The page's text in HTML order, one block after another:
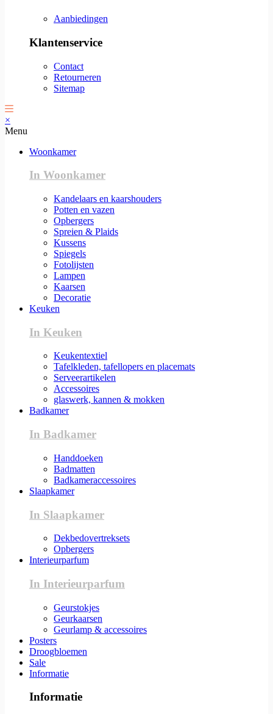
Aanbiedingen
Klantenservice
Contact
Retourneren
Sitemap
×
Menu
Woonkamer
In Woonkamer
Kandelaars en kaarshouders
Potten en vazen
Opbergers
Spreien & Plaids
Kussens
Spiegels
Fotolijsten
Lampen
Kaarsen
Decoratie
Keuken
In Keuken
Keukentextiel
Tafelkleden, tafellopers en placemats
Serveerartikelen
Accessoires
glaswerk, kannen & mokken
Badkamer
In Badkamer
Handdoeken
Badmatten
Badkameraccessoires
Slaapkamer
In Slaapkamer
Dekbedovertreksets
Opbergers
Interieurparfum
In Interieurparfum
Geurstokjes
Geurkaarsen
Geurlamp & accessoires
Posters
Droogbloemen
Sale
Informatie
Informatie